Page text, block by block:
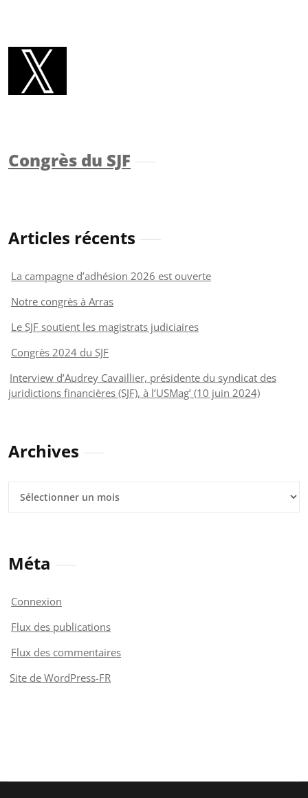
Congrès du SJF
Articles récents
La campagne d’adhésion 2026 est ouverte
Notre congrès à Arras
Le SJF soutient les magistrats judiciaires
Congrès 2024 du SJF
Interview d’Audrey Cavaillier, présidente du syndicat des
juridictions financières (SJF), à l’USMag’ (10 juin 2024)
Archives
Méta
Connexion
Flux des publications
Flux des commentaires
Site de WordPress-FR